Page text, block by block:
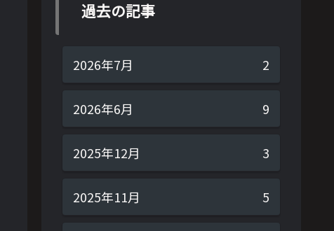
過去の記事
2026年7月 2
2026年6月 9
2025年12月 3
2025年11月 5